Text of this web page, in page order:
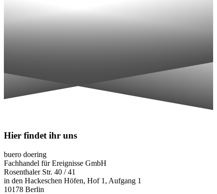
Hier findet ihr uns
buero doering
Fachhandel für Ereignisse GmbH
Rosenthaler Str. 40 / 41
in den Hackeschen Höfen, Hof 1, Aufgang 1
10178 Berlin